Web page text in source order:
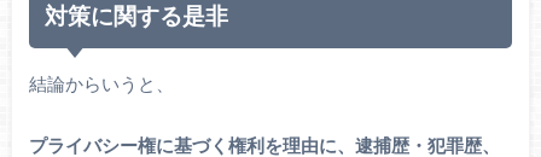
対策に関する是非
結論からいうと、
プライバシー権に基づく権利を理由に、逮捕歴・犯罪歴、